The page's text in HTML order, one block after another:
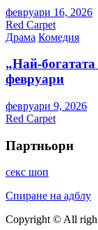
февруари 16, 2026
Red Carpet
Драма Комедия
„Най-
февруари
февруари 9, 2026
Red Carpet
Партньори
секс шоп
Спиране на адблу
Copyright © All